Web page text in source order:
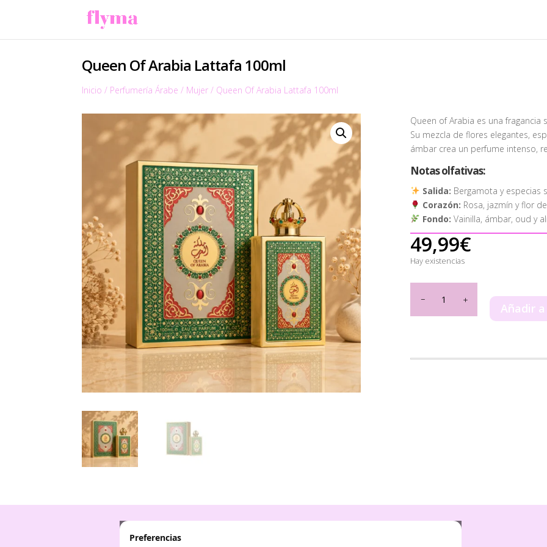
Queen Of Arabia Lattafa 100ml
Inicio / Perfumería Árabe / Mujer / Queen Of Arabia Lattafa 100ml
Queen of Arabia es una
Su mezcla de flores elegantes,
ámbar crea un perfume intenso,
Notas olfativas:
Salida: Bergamota y especias
Corazón: Rosa, jazmín y flor
Fondo: Vainilla, ámbar, oud y
49,99€
Hay existencias
Arabia
cantidad
Añadir
Preferencias